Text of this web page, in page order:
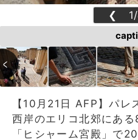
❮
【10月21日 AFP】パレ
西岸のエリコ北郊にあ
「ヒシャーム宮殿」で